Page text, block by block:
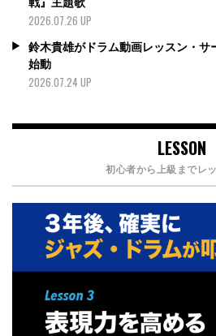
2026.07.26 UP
鈴木貴雄がドラム動画レッスン・サ
始動
2026.07.24 UP
LESSON
初心者から上級までレ